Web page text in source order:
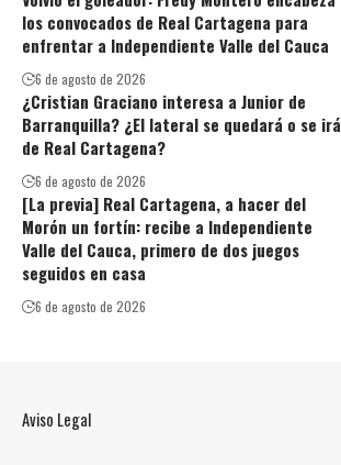
los convocados de Real Cartagena para
enfrentar a Independiente Valle del Cauca
6 de agosto de 2026
¿Cristian Graciano interesa a Junior de
Barranquilla? ¿El lateral se quedará o se irá
de Real Cartagena?
6 de agosto de 2026
[La previa] Real Cartagena, a hacer del
Morón un fortín: recibe a Independiente
Valle del Cauca, primero de dos juegos
seguidos en casa
6 de agosto de 2026
Aviso Legal